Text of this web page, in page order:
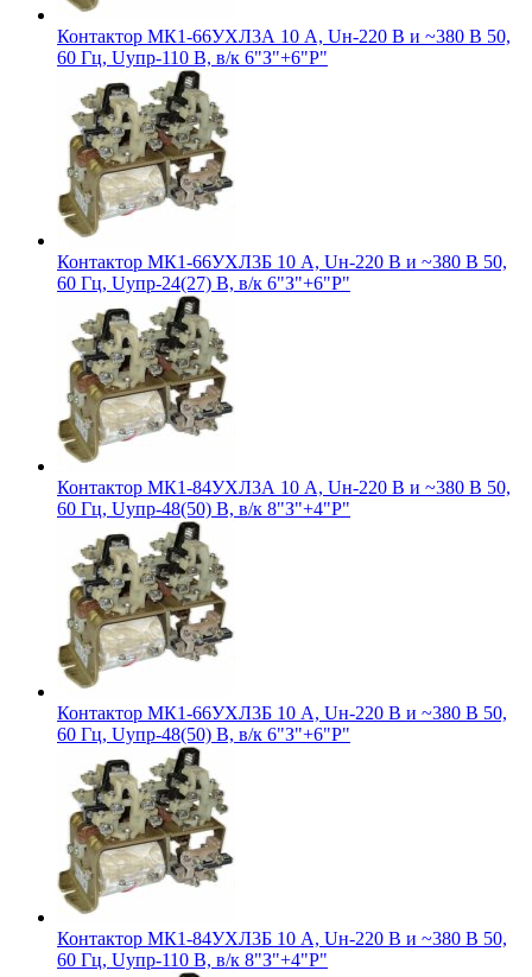
Контактор МК1-66УХЛ3А 10 А, Uн-220 В и ~380 В 50,
60 Гц, Uупр-110 В, в/к 6"З"+6"Р"
Контактор МК1-66УХЛ3Б 10 А, Uн-220 В и ~380 В 50,
60 Гц, Uупр-24(27) В, в/к 6"З"+6"Р"
Контактор МК1-84УХЛ3А 10 А, Uн-220 В и ~380 В 50,
60 Гц, Uупр-48(50) В, в/к 8"З"+4"Р"
Контактор МК1-66УХЛ3Б 10 А, Uн-220 В и ~380 В 50,
60 Гц, Uупр-48(50) В, в/к 6"З"+6"Р"
Контактор МК1-84УХЛ3Б 10 А, Uн-220 В и ~380 В 50,
60 Гц, Uупр-110 В, в/к 8"З"+4"Р"